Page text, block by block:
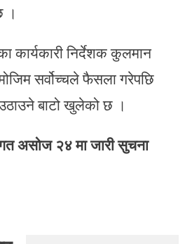
।
कार्यकारी निर्देशक कुलमान
सर्वोच्चले फैसला गरेपछि
बाटो खुलेको छ ।
गत असोज २४ मा जारी सुचना